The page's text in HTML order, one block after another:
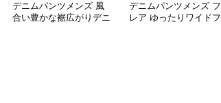
デニムパンツメンズ 風
合い豊かな裾広がりデニ
デニムパンツメンズ フ
レア ゆったりワイドフ